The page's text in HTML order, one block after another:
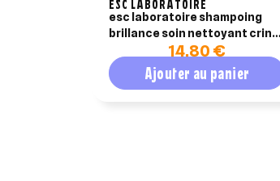
ESC LABORATOIRE
esc laboratoire shampoing
brillance soin nettoyant crins
14,80 €
Ajouter au panier